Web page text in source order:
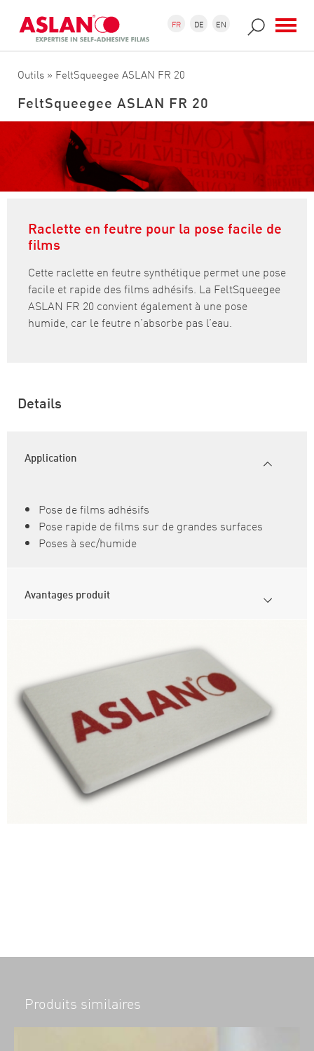
Formulaire de recherche
Recherche FR DE EN
Outils » FeltSqueegee ASLAN FR 20
FeltSqueegee ASLAN FR 20
Raclette en feutre pour la pose facile de
films
Cette raclette en feutre synthétique permet une pose
facile et rapide des films adhésifs. La FeltSqueegee
ASLAN FR 20 convient également à une pose
humide, car le feutre n’absorbe pas l’eau.
Details
Application
Pose de films adhésifs
Pose rapide de films sur de grandes surfaces
Poses à sec/humide
Avantages produit
Produits similaires